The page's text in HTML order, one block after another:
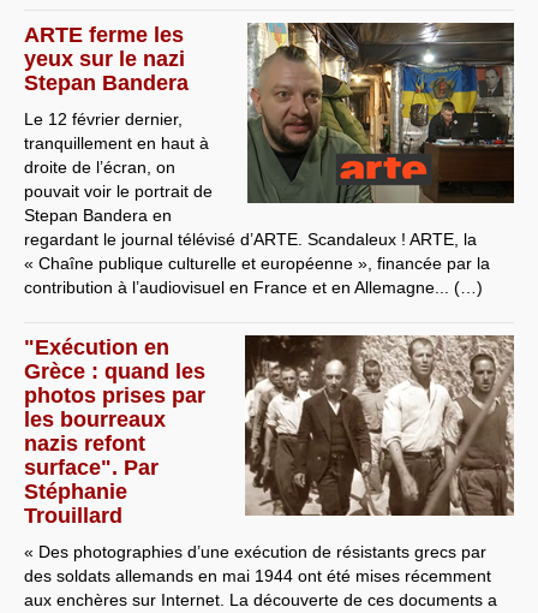
ARTE ferme les
yeux sur le nazi
Stepan Bandera
Le 12 février dernier,
tranquillement en haut à
droite de l’écran, on
pouvait voir le portrait de
Stepan Bandera en
regardant le journal télévisé d’ARTE. Scandaleux ! ARTE, la
« Chaîne publique culturelle et européenne », financée par la
contribution à l’audiovisuel en France et en Allemagne... (…)
"Exécution en
Grèce : quand les
photos prises par
les bourreaux
nazis refont
surface". Par
Stéphanie
Trouillard
« Des photographies d’une exécution de résistants grecs par
des soldats allemands en mai 1944 ont été mises récemment
aux enchères sur Internet. La découverte de ces documents a